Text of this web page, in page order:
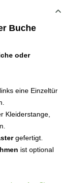
Buche
oder
eine Einzeltür
Kleiderstange,
gefertigt.
ist optional